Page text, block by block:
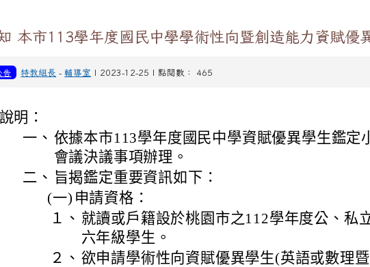
本市113學年度國民中學學術性向暨創造能力資賦優
告 特教組長 -輔導室 | 2023-12-25 | 點閱數： 465
說明：
一、 依據本市113學年度國民中學資賦優異學生鑑定
會議決議事項辦理。
二、 旨揭鑑定重要資訊如下：
(一) 申請資格：
１、 就讀或戶籍設於桃園市之112學年度公、私
六年級學生。
２、 欲申請學術性向資賦優異學生(英語或數理